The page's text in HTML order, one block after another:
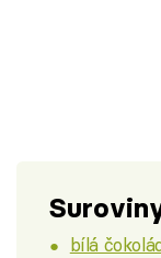
bílá